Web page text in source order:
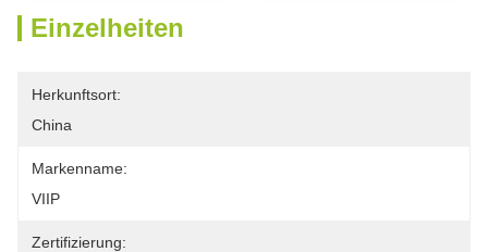
Einzelheiten
Herkunftsort:
China
Markenname:
VIIP
Zertifizierung: